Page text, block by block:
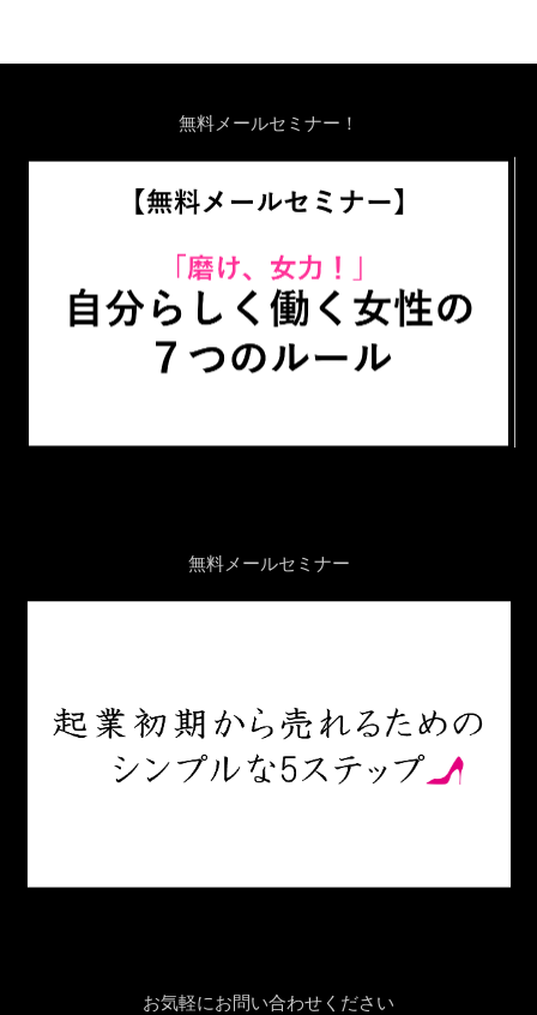
無料メールセミナー！
無料メールセミナー
お気軽にお問い合わせください